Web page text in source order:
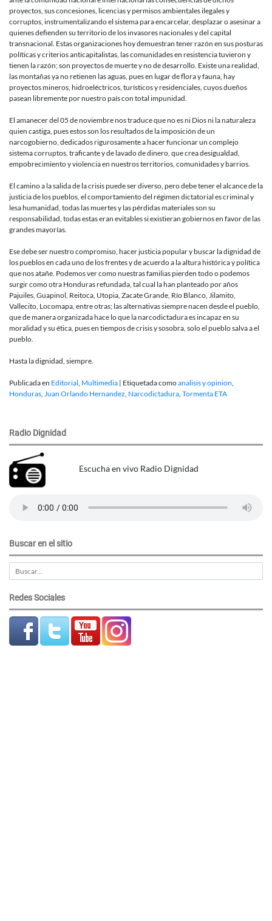
proyectos, sus concesiones, licencias y permisos ambientales ilegales y
corruptos, instrumentalizando el sistema para encarcelar, desplazar o asesinar a
quienes defienden su territorio de los invasores nacionales y del capital
transnacional. Estas organizaciones hoy demuestran tener razón en sus posturas
políticas y criterios anticapitalistas, las comunidades en resistencia tuvieron y
tienen la razón; son proyectos de muerte y no de desarrollo. Existe una realidad,
las montañas ya no retienen las aguas, pues en lugar de flora y fauna, hay
proyectos mineros, hidroeléctricos, turísticos y residenciales, cuyos dueños
pasean libremente por nuestro país con total impunidad.
El amanecer del 05 de noviembre nos traduce que no es ni Dios ni la naturaleza
quien castiga, pues estos son los resultados de la imposición de un
narcogobierno, dedicados rigurosamente a hacer funcionar un complejo
sistema corruptos, traficante y de lavado de dinero, que crea desigualdad,
empobrecimiento y violencia en nuestros territorios, comunidades y barrios.
El camino a la salida de la crisis puede ser diverso, pero debe tener el alcance de la
justicia de los pueblos, el comportamiento del régimen dictatorial es criminal y
lesa humanidad, todas las muertes y las pérdidas materiales son su
responsabilidad, todas estas eran evitables si existieran gobiernos en favor de las
grandes mayorías.
Ese debe ser nuestro compromiso, hacer justicia popular y buscar la dignidad de
los pueblos en cada uno de los frentes y de acuerdo a la altura histórica y política
que nos atañe. Podemos ver como nuestras familias pierden todo o podemos
surgir como otra Honduras refundada, tal cual la han planteado por años
Pajuiles, Guapinol, Reitoca, Utopia, Zacate Grande, Río Blanco, Jilamito,
Vallecito, Locomapa, entre otras; las alternativas siempre nacen desde el pueblo,
que de manera organizada hace lo que la narcodictadura es incapaz en su
moralidad y su ética, pues en tiempos de crisis y sosobra, solo el pueblo salva a el
pueblo.
Hasta la dignidad, siempre.
Publicada en Editorial, Multimedia | Etiquetada comoanalisis y opinion,
Honduras, Juan Orlando Hernandez, Narcodictadura, Tormenta ETA
Radio Dignidad
Escucha en vivo Radio Dignidad
Buscar en el sitio
Redes Sociales